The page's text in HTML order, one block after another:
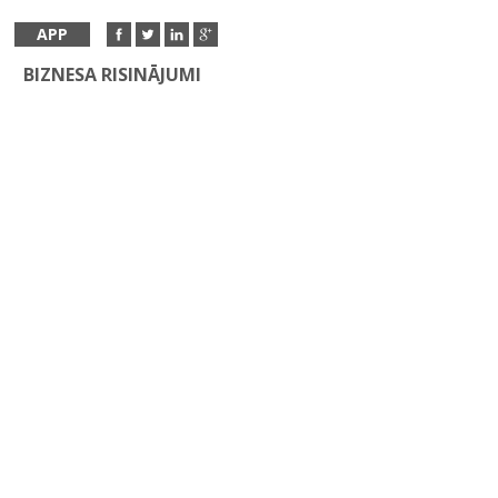
APP
BIZNESA RISINĀJUMI